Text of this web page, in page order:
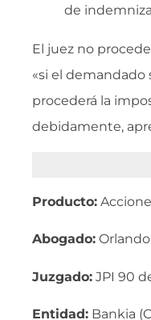
de
El juez no
«si el demandado
procederá la
debidamente,
Producto:
Abogado:
Juzgado: JPI 90
Entidad: Bankia